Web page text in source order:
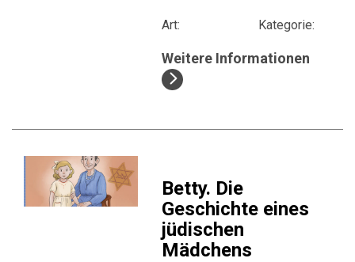
Art: Kategorie:
Weitere Informationen
Betty. Die
Geschichte eines
jüdischen
Mädchens